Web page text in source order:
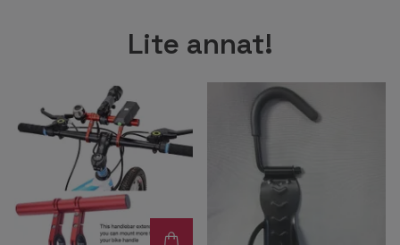
Lite annat!